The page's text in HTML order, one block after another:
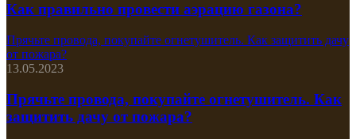
Как правильно провести аэрацию газона?
Прячьте провода, покупайте огнетушитель. Как защитить дачу
от пожара?
13.05.2023
Прячьте провода, покупайте огнетушитель. Как
защитить дачу от пожара?